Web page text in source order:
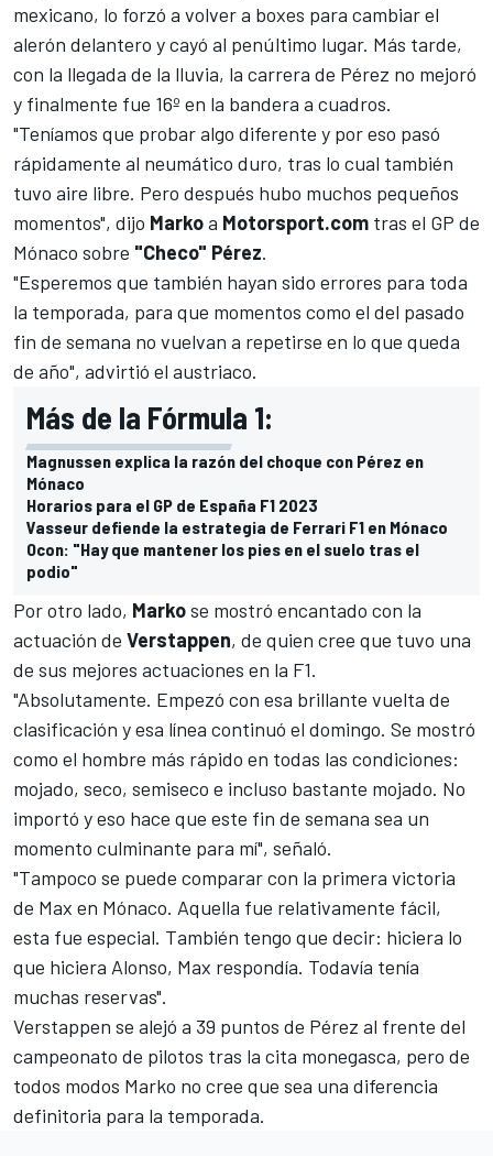
mexicano, lo forzó a volver a boxes para cambiar el
alerón delantero y cayó al penúltimo lugar. Más tarde,
con la llegada de la lluvia, la carrera de Pérez no mejoró
y finalmente fue 16º en la bandera a cuadros.
"Teníamos que probar algo diferente y por eso pasó
rápidamente al neumático duro, tras lo cual también
tuvo aire libre. Pero después hubo muchos pequeños
momentos", dijo Markoa Motorsport.com tras el GP de
Mónaco sobre "Checo" Pérez.
"Esperemos que también hayan sido errores para toda
la temporada, para que momentos como el del pasado
fin de semana no vuelvan a repetirse en lo que queda
de año", advirtió el austriaco.
Más de la Fórmula 1:
Magnussen explica la razón del choque con Pérez en
Mónaco
Horarios para el GP de España F1 2023
Vasseur defiende la estrategia de Ferrari F1 en Mónaco
Ocon: "Hay que mantener los pies en el suelo tras el
podio"
Por otro lado, Markose mostró encantado con la
actuación de Verstappen, de quien cree que tuvo una
de sus mejores actuaciones en la F1.
"Absolutamente. Empezó con esa brillante vuelta de
clasificación y esa línea continuó el domingo. Se mostró
como el hombre más rápido en todas las condiciones:
mojado, seco, semiseco e incluso bastante mojado. No
importó y eso hace que este fin de semana sea un
momento culminante para mí", señaló.
"Tampoco se puede comparar con la primera victoria
de Max en Mónaco. Aquella fue relativamente fácil,
esta fue especial. También tengo que decir: hiciera lo
que hiciera Alonso, Max respondía. Todavía tenía
muchas reservas".
Verstappen se alejó a 39 puntos de Pérez al frente del
campeonato de pilotos tras la cita monegasca, pero de
todos modos Marko no cree que sea una diferencia
definitoria para la temporada.